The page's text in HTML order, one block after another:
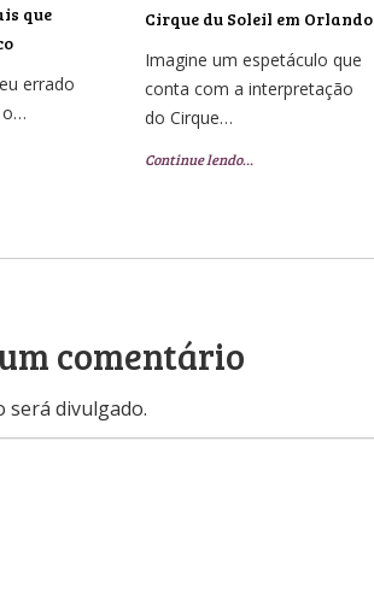
que
errado
o…
Cirque du Soleil em Orlando
Imagine um espetáculo que
conta com a interpretação
do Cirque…
Continue lendo…
comentário
será divulgado.